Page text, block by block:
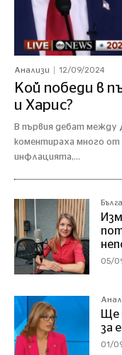
Анализи 12/09/2024
Кой победи в
и Харис?
В първия дебат между
коментираха много
инфлацията,...
05/
Ще
за
01/